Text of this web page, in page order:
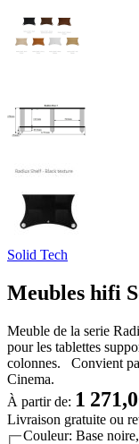
Solid Tech
Meubles hifi
Meuble de la serie
pour les tablettes
colonnes. Convient
Cinema.
À partir de: 1
Livraison gratuite ou
Couleur: Base